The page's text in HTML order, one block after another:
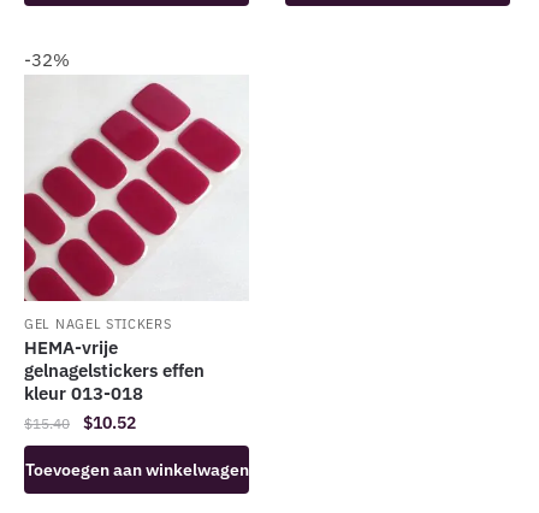
$15.40.$10.52.
-32%
GEL NAGEL STICKERS
HEMA-vrije
gelnagelstickers effen
kleur 013-018
$15.40
Oorspronkelijke
prijs
was:
$15.40.
$10.52Huidige
prijs
is:
$10.52.
Toevoegen aan winkelwagen